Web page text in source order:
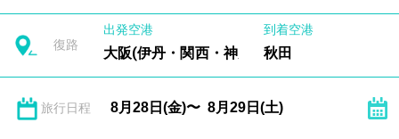
復路
出発空港
大阪(伊丹・関西・神戸)
到着空港
秋田
旅行日程